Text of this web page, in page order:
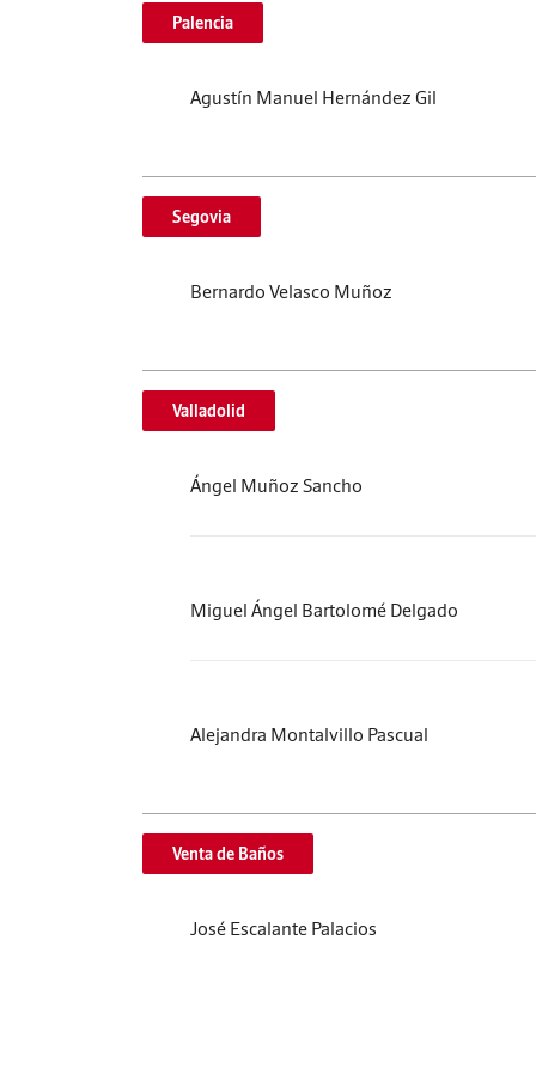
Palencia
Agustín Manuel Hernández Gil
Segovia
Bernardo Velasco Muñoz
Valladolid
Ángel Muñoz Sancho
Miguel Ángel Bartolomé Delgado
Alejandra Montalvillo Pascual
Venta de Baños
José Escalante Palacios